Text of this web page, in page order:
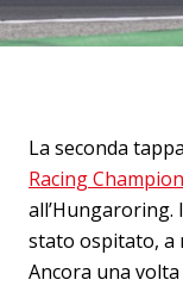
La seconda
Racing
all’Hungaroring.
stato ospitato, a
Ancora una